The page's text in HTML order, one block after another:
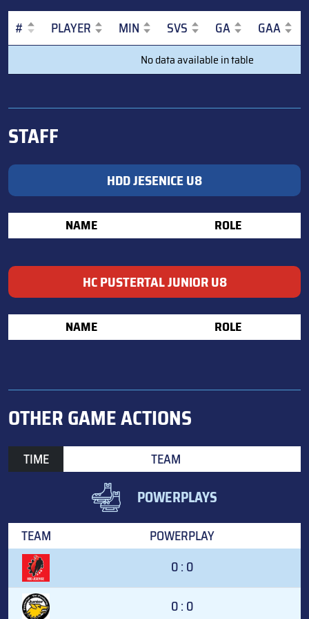
# PLAYER MIN SVS GA GAA
SVS GA
No data available in table
STAFF
HDD JESENICE U8
NAME ROLE
HC PUSTERTAL JUNIOR U8
NAME ROLE
OTHER GAME ACTIONS
TIME TEAM
POWERPLAYS
TEAM
POWERPLAY
0 : 0
0 : 0